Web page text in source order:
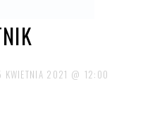
KWIETNIA 2021 12:00